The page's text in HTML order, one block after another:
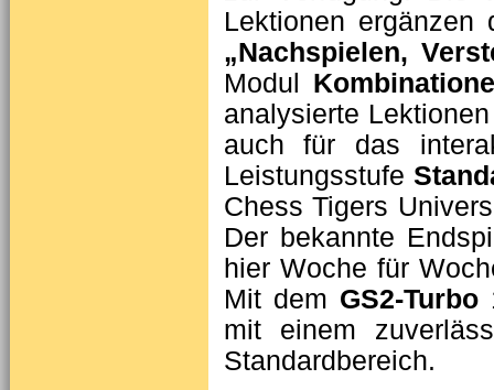
Lektionen ergänzen
„Nachspielen,
Modul
analysierte
auch für das
Leistungsstufe
Chess Tigers
Der bekannte
hier Woche für
Mit dem GS2-Turbo
mit einem
Standardbereich.